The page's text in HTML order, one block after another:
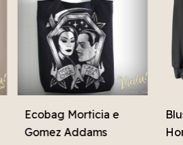
Ecobag Morticia e
Gomez Addams